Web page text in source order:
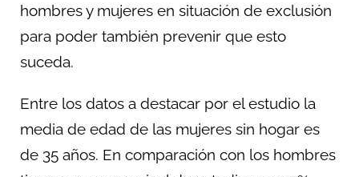
hombres y mujeres en situación de exclusión
para poder también prevenir que esto
suceda.
Entre los datos a destacar por el estudio la
media de edad de las mujeres sin hogar es
de 35 años. En comparación con los hombres